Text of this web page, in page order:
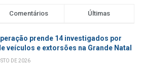
Comentários Últimas
prende 14 investigados por
veículos e extorsões na Grande Natal
DE 2026